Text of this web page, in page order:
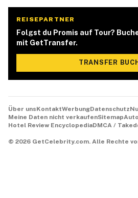
REISEPARTNER
Folgst du Promis auf Tour?
mit GetTransfer.
TRANSFER
Über unsKontaktWerbungDatenschutz
Meine Daten nicht verkaufenSitemap
Hotel Review EncyclopediaDMCA /
© 2026 GetCelebrity.com. Alle Rechte